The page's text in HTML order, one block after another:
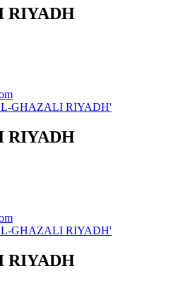
RIYADH
GHAZALI RIYADH'
RIYADH
GHAZALI RIYADH'
RIYADH